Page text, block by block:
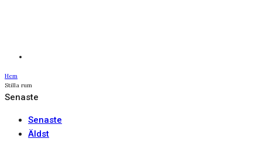
Hem
Stilla rum
Senaste
Senaste
Äldst